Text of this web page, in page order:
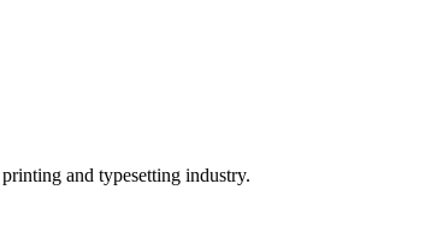
and typesetting industry.